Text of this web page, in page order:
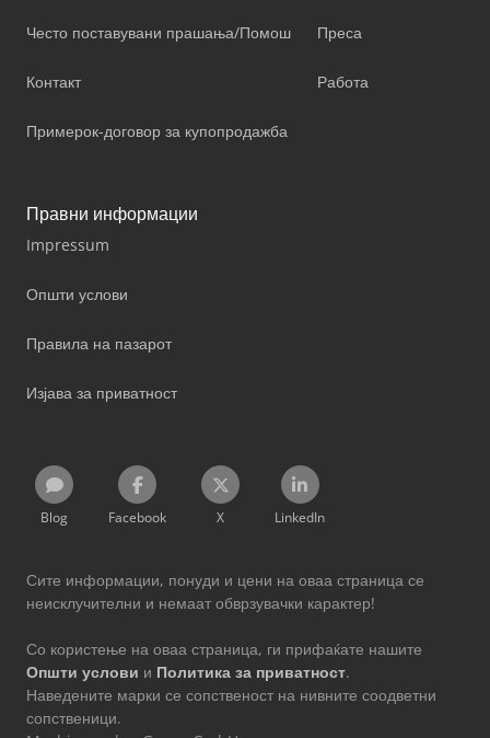
Често поставувани прашања/Помош
Контакт
Примерок-договор за купопродажба
Преса
Работа
Правни информации
Impressum
Општи услови
Правила на пазарот
Изјава за приватност
Blog Facebook X LinkedIn
Сите информации, понуди и цени на оваа страница се
неисклучителни и немаат обврзувачки карактер!
Со користење на оваа страница, ги прифаќате нашите
Општи услови и Политика за приватност.
Наведените марки се сопственост на нивните соодветни
сопственици.